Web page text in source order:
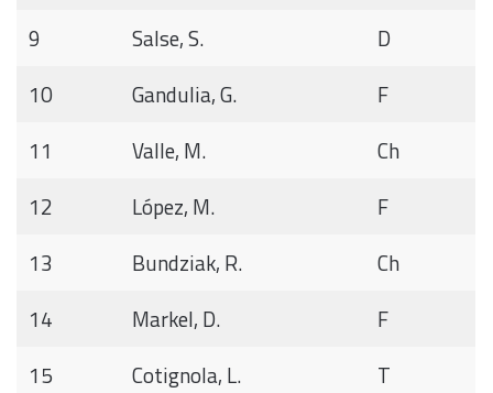
9
Salse, S.
D
10
Gandulia, G.
F
11
Valle, M.
Ch
12
López, M.
F
13
Bundziak, R.
Ch
14
Markel, D.
F
15
Cotignola, L.
T